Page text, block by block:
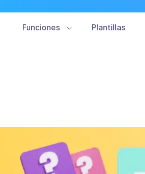
Funciones Plantillas